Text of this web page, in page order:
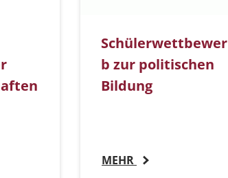
Schülerwettbewer
b zur politischen
Bildung
MEHR